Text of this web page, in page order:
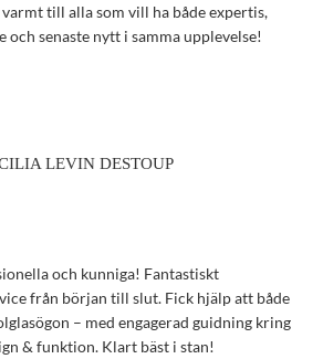
till alla som vill ha både expertis,
och senaste nytt i samma upplevelse!
LEVIN DESTOUP
och kunniga! Fantastiskt
från början till slut. Fick hjälp att både
– med engagerad guidning kring
& funktion. Klart bäst i stan!